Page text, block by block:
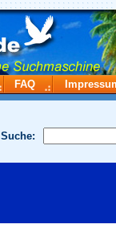
FAQ
Suche: